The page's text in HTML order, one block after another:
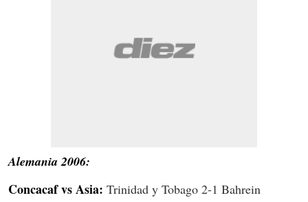
Alemania 2006:
Concacaf vs Asia: Trinidad y Tobago 2-1 Bahrein